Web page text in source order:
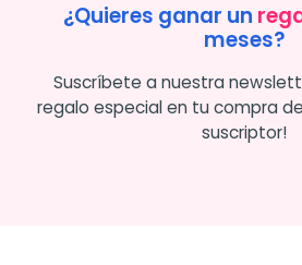
¿Quieres ganar un
meses?
Suscríbete a nuestra
regalo especial en tu compra
suscriptor!